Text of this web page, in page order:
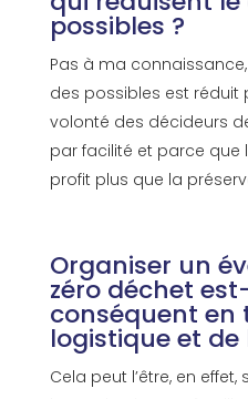
possibles ?
Pas à ma
des possibles est réduit
volonté des décideurs
par facilité et parce que
profit plus que la
Organiser un
zéro déchet
conséquent en
logistique et de
Cela peut l’être, en